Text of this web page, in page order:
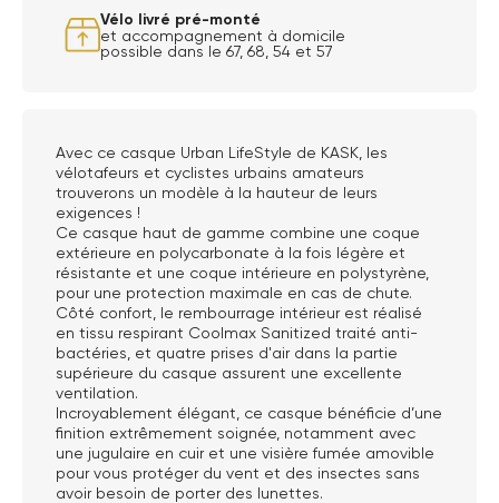
Vélo livré pré-monté
et accompagnement à domicile
possible dans le 67, 68, 54 et 57
Avec ce casque Urban LifeStyle de KASK, les
vélotafeurs et cyclistes urbains amateurs
trouverons un modèle à la hauteur de leurs
exigences !
Ce casque haut de gamme combine une coque
extérieure en polycarbonate à la fois légère et
résistante et une coque intérieure en polystyrène,
pour une protection maximale en cas de chute.
Côté confort, le rembourrage intérieur est réalisé
en tissu respirant Coolmax Sanitized traité anti-
bactéries, et quatre prises d'air dans la partie
supérieure du casque assurent une excellente
ventilation.
Incroyablement élégant, ce casque bénéficie d’une
finition extrêmement soignée, notamment avec
une jugulaire en cuir et une visière fumée amovible
pour vous protéger du vent et des insectes sans
avoir besoin de porter des lunettes.